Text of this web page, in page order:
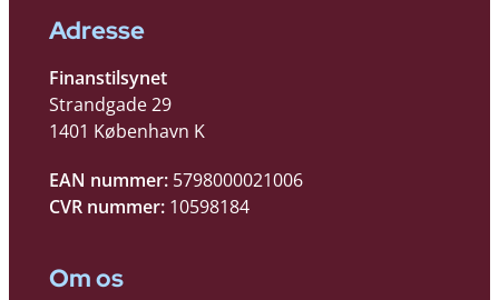
Adresse
Finanstilsynet
Strandgade 29
1401 København K
EAN nummer: 5798000021006
CVR nummer: 10598184
Om os